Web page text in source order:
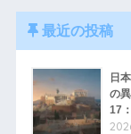
最近の投稿
日
の
17